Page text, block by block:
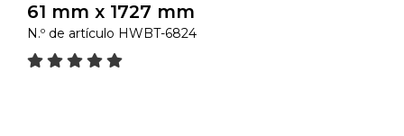
61 mm x 1727 mm
N.º de artículo HWBT-6824